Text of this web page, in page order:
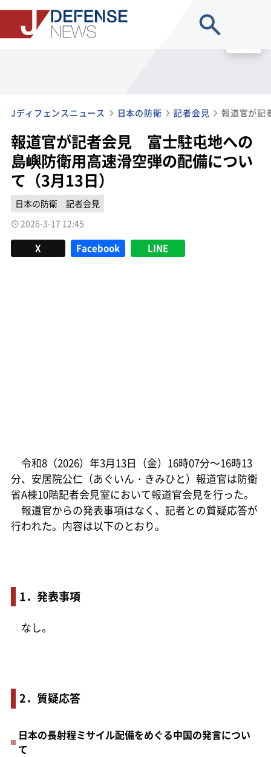
Jディフェンスニュース 日本の防衛 記者会見
報道官が記者会見 富士駐屯地への
島嶼防衛用高速滑空弾の配備につい
て（3月13日）
日本の防衛
記者会見
2026-3-17 12:45
X Facebook LINE
令和8（2026）年3月13日（金）16時07分～16時13
分、安居院公仁（あぐいん・きみひと）報道官は防衛
省A棟10階記者会見室において報道官会見を行った。
報道官からの発表事項はなく、記者との質疑応答が
行われた。内容は以下のとおり。
1．発表事項
なし。
2．質疑応答
日本の長射程ミサイル配備をめぐる中国の発言につい
て